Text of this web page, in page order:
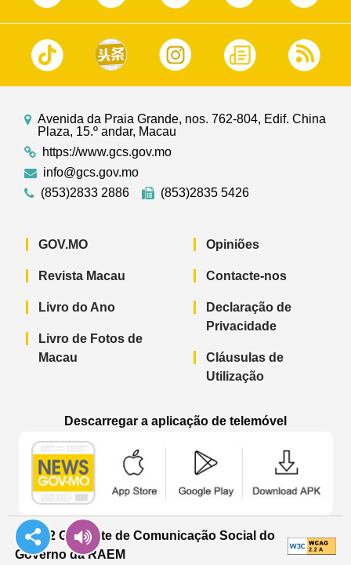
Avenida da Praia Grande, nos. 762-804, Edif. China
Plaza, 15.º andar, Macau
https://www.gcs.gov.mo
info@gcs.gov.mo
(853)2833 2886
(853)2835 5426
GOV.MO
Revista Macau
Livro do Ano
Livro de Fotos de
Macau
Opiniões
Contacte-nos
Declaração de
Privacidade
Cláusulas de
Utilização
Descarregar a aplicação de telemóvel
© 2022 Gabinete de Comunicação Social do
Governo da RAEM